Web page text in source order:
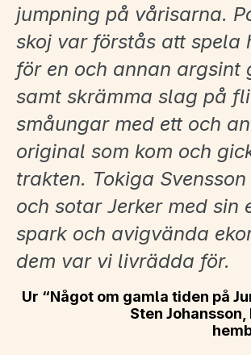
jumpning på vårisarna.
skoj var förstås att spela
för en och annan argsint
samt skrämma slag på
småungar med ett och
original som kom och
trakten. Tokiga
och sotar Jerker med sin
spark och avigvända
dem var vi livrädda för.
Ur “Något om gamla tiden på
Sten